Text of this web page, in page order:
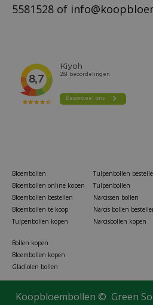
5581528 of
Bloembollen
Bloembollen online kopen
Bloembollen bestellen
Bloembollen te koop
Tulpenbollen kopen
Tulpenbollen
Tulpenbollen
Narcissen bollen
Narcis bollen
Narcisbollen kopen
Bollen kopen
Bloembollen kopen
Gladiolen bollen
Koopbloembollen © Green